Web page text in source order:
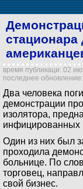
время публикаци: 02
последнее
Два человека
демонстрации
изолятора,
Один из них был
проходила
больнице. По
торговец,
свой бизнес.